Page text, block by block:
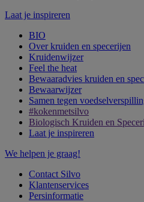
Laat je inspireren
BIO
Over kruiden en specerijen
Kruidenwijzer
Feel the heat
Bewaaradvies kruiden en
Bewaarwijzer
Samen tegen
#kokenmetsilvo
Biologisch Kruiden en
Laat je inspireren
We helpen je graag!
Contact Silvo
Klantenservices
Persinformatie